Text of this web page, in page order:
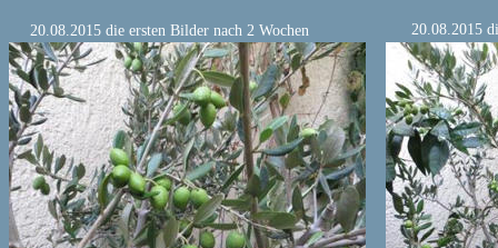
20.08.2015 die ersten Bilder nach 2 Wochen 20.08.2015